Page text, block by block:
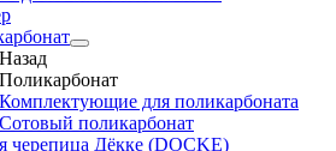
Назад
Поликарбонат
Комплектующие для поликарбоната
Сотовый поликарбонат
черепица Дёкке (DOCKE)